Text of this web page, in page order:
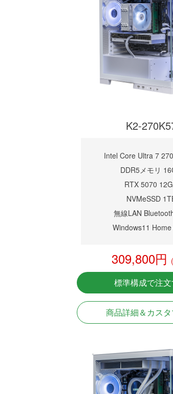
K2-
Intel Core Ultra 7
DDR5メモリ
RTX 5070
NVMeSSD
無線LAN
Windows11
309,800円
標準構成で注文
商品詳細＆カス